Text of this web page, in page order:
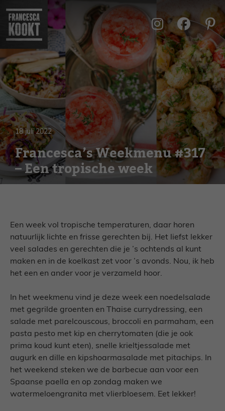
naar
inhoud
18 juli 2022
Francesca’s Weekmenu #317
– Een tropische week
Een week vol tropische temperaturen, daar horen
natuurlijk lichte en frisse gerechten bij. Het liefst lekker
veel salades en gerechten die je ’s ochtends al kunt
maken en in de koelkast zet voor ’s avonds. Nou, ik heb
het een en ander voor je verzameld hoor.
In het weekmenu vind je deze week een noedelsalade
met gegrilde groenten en Thaise currydressing, een
salade met parelcouscous, broccoli en parmaham, een
pasta pesto met kip en cherrytomaten (die je ook
prima koud kunt eten), snelle krieltjessalade met
augurk en dille en kipshoarmasalade met pitachips. In
het weekend steken we de barbecue aan voor een
Spaanse paella en op zondag maken we
watermeloengranita met vlierbloesem. Eet lekker!